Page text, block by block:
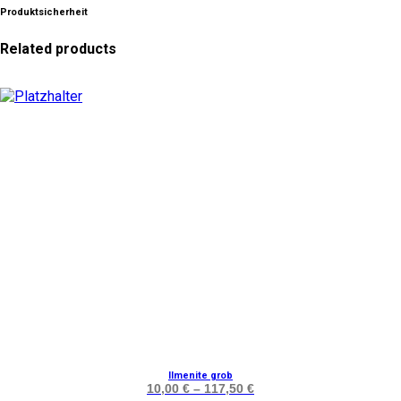
Produktsicherheit
Related products
Ilmenite grob
10,00 € – 117,50 €